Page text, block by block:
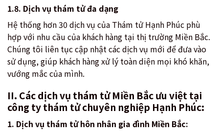
1.8. Dịch vụ thám tử đa dạng
Hệ thống hơn 30 dịch vụ của Thám tử Hạnh Phúc phù
hợp với nhu cầu của khách hàng tại thị trường Miền Bắc.
Chúng tôi liên tục cập nhật các dịch vụ mới để đưa vào
sử dụng, giúp khách hàng xử lý toàn diện mọi khó khăn,
vướng mắc của mình.
II. Các dịch vụ thám tử Miền Bắc ưu việt tại
công ty thám tử chuyên nghiệp Hạnh Phúc:
1. Dịch vụ thám tử hôn nhân gia đình Miền Bắc: